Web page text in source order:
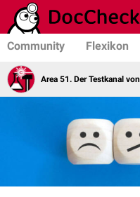
Community Flexikon
Area 51. Der Testkanal